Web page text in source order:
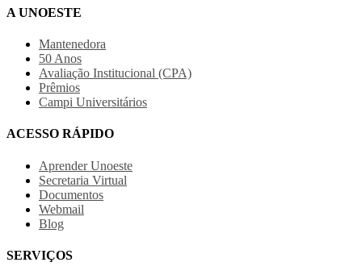
A UNOESTE
Mantenedora
50 Anos
Avaliação Institucional (CPA)
Prêmios
Campi Universitários
ACESSO RÁPIDO
Aprender Unoeste
Secretaria Virtual
Documentos
Webmail
Blog
SERVIÇOS